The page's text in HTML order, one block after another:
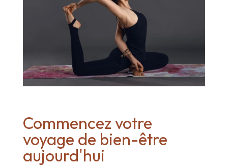
Commencez votre
voyage de bien-être
aujourd'hui